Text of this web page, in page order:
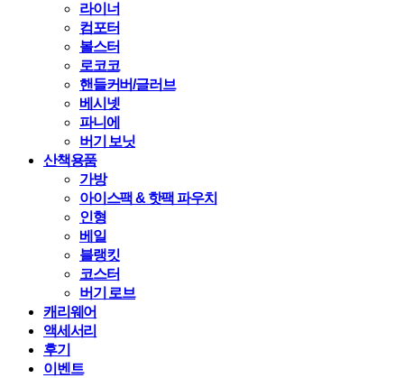
라이너
컴포터
볼스터
로코코
핸들커버/글러브
베시넷
파니에
버기 보닛
산책용품
가방
아이스팩 & 핫팩 파우치
인형
베일
블랭킷
코스터
버기 로브
캐리웨어
액세서리
후기
이벤트